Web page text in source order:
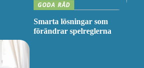
GODA RÅD
Smarta lösningar som
förändrar spelreglerna